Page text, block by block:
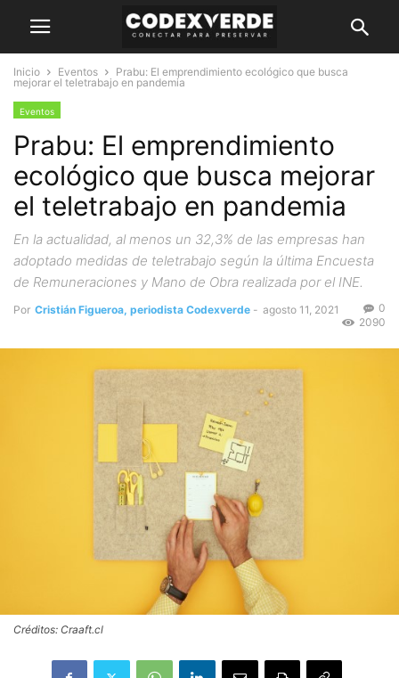
Inicio Eventos
Prabu: El emprendimiento ecológico que busca
mejorar el teletrabajo en pandemia
Eventos
Prabu: El emprendimiento
ecológico que busca mejorar
el teletrabajo en pandemia
En la actualidad, al menos un 32,3% de las empresas han
adoptado medidas de teletrabajo según la última Encuesta
de Remuneraciones y Mano de Obra realizada por el INE.
Por Cristián Figueroa, periodista Codexverde - agosto 11, 2021
0
2090
Créditos: Craaft.cl